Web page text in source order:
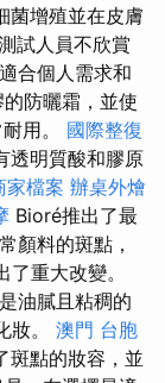
菌增殖並在皮膚
試人員不欣賞
合個人需求和
防曬霜，並使
用。 國際整復
透明質酸和膠原
家檔案 辦桌外燴
Bioré推出了最
顏料的斑點，
重大改變。
油膩且粘稠的
妝。 澳門 台胞
斑點的妝容，並